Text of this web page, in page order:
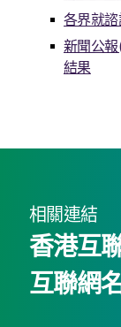
各界就
新聞公
結果
相關連結
香港互
互聯網